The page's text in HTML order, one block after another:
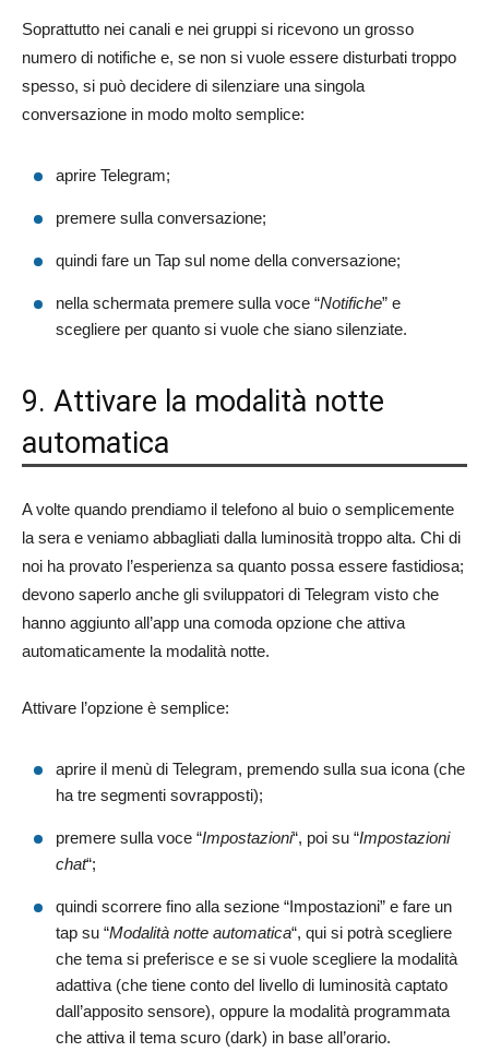
Soprattutto nei canali e nei gruppi si ricevono un grosso
numero di notifiche e, se non si vuole essere disturbati troppo
spesso, si può decidere di silenziare una singola
conversazione in modo molto semplice:
aprire Telegram;
premere sulla conversazione;
quindi fare un Tap sul nome della conversazione;
nella schermata premere sulla voce “Notifiche” e
scegliere per quanto si vuole che siano silenziate.
9. Attivare la modalità notte
automatica
A volte quando prendiamo il telefono al buio o semplicemente
la sera e veniamo abbagliati dalla luminosità troppo alta. Chi di
noi ha provato l’esperienza sa quanto possa essere fastidiosa;
devono saperlo anche gli sviluppatori di Telegram visto che
hanno aggiunto all’app una comoda opzione che attiva
automaticamente la modalità notte.
Attivare l’opzione è semplice:
aprire il menù di Telegram, premendo sulla sua icona (che
ha tre segmenti sovrapposti);
premere sulla voce “Impostazioni“, poi su “Impostazioni
chat“;
quindi scorrere fino alla sezione “Impostazioni” e fare un
tap su “Modalità notte automatica“, qui si potrà scegliere
che tema si preferisce e se si vuole scegliere la modalità
adattiva (che tiene conto del livello di luminosità captato
dall’apposito sensore), oppure la modalità programmata
che attiva il tema scuro (dark) in base all’orario.